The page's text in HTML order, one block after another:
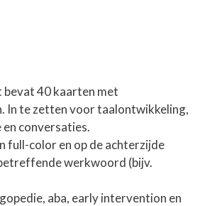
bevat 40 kaarten met
In te zetten voor taalontwikkeling,
conversaties.
full-color en op de achterzijde
werkwoord (bijv.
aba, early intervention en